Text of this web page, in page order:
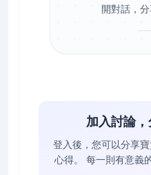
開對話，分
加入討論
登入後，您可以分享
心得。
每一則有意義